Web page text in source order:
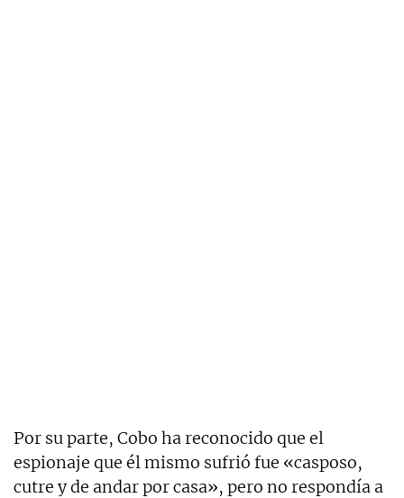
Por su parte, Cobo ha reconocido que el
espionaje que él mismo sufrió fue «casposo,
cutre y de andar por casa», pero no respondía a